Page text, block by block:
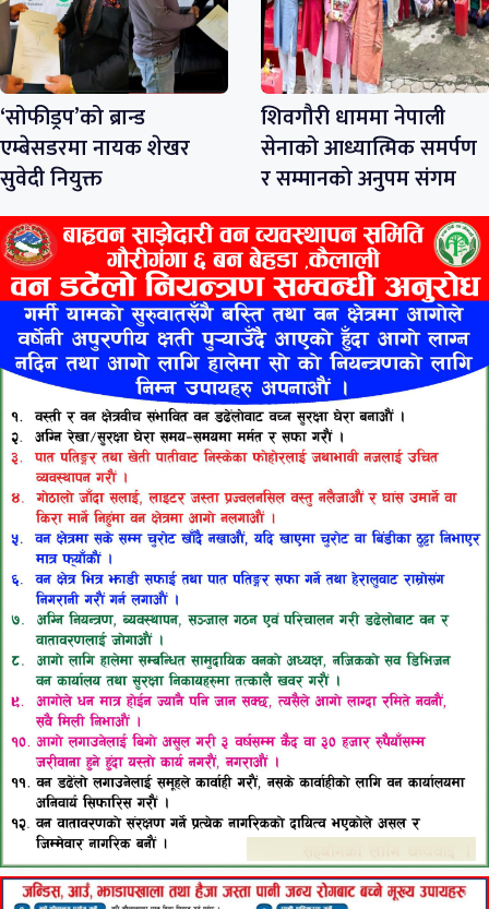
‘सोफीड्रप’को ब्रान्ड
एम्बेसडरमा नायक शेखर
सुवेदी नियुक्त
शिवगौरी धाममा नेपाली
सेनाको आध्यात्मिक समर्पण
र सम्मानको अनुपम संगम